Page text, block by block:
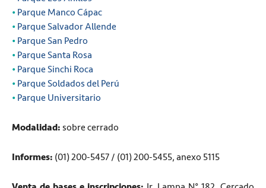
• Parque Manco Cápac
• Parque Salvador Allende
• Parque San Pedro
• Parque Santa Rosa
• Parque Sinchi Roca
• Parque Soldados del Perú
• Parque Universitario
Modalidad: sobre cerrado
Informes: (01) 200-5457 / (01) 200-5455, anexo 5115